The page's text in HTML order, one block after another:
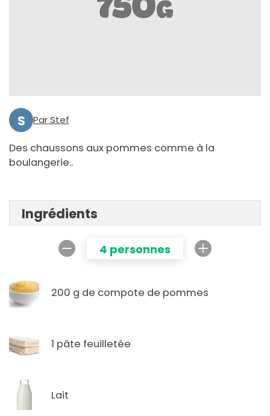
S Par Stef
Des chaussons aux pommes comme à la
boulangerie..
Ingrédients
4 personnes
200 g de compote de pommes
1 pâte feuilletée
Lait